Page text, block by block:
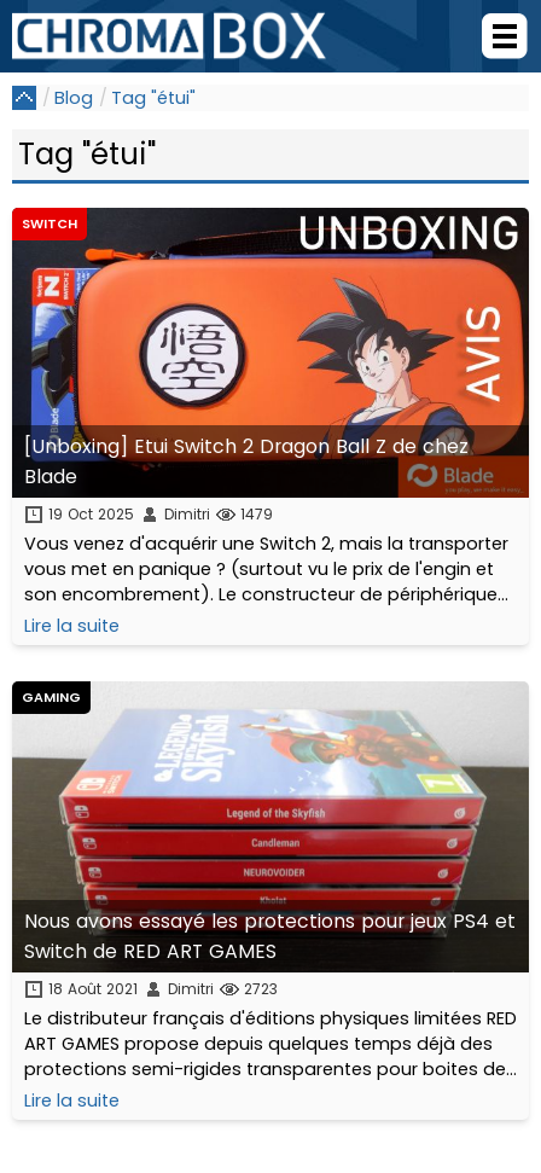
Blog Tag "étui"
Tag "étui"
SWITCH
[Unboxing] Etui Switch 2 Dragon Ball Z de chez
Blade
19 Oct 2025 Dimitri 1479
Vous venez d'acquérir une Switch 2, mais la transporter
vous met en panique ? (surtout vu le prix de l'engin et
son encombrement). Le constructeur de périphériques
et accessoires Blade propose exactement ce qu'il vous
faut...
Lire la suite
GAMING
Nous avons essayé les protections pour jeux PS4 et
Switch de RED ART GAMES
18 Août 2021 Dimitri 2723
Le distributeur français d'éditions physiques limitées RED
ART GAMES propose depuis quelques temps déjà des
protections semi-rigides transparentes pour boites de
jeux PS4 et Nintendo Switch... Nous nous sommes dit
qu'il serait intéressant de les tester !
Lire la suite